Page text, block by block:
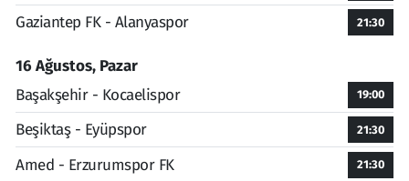
Gaziantep FK - Alanyaspor 21:30
16 Ağustos, Pazar
Başakşehir - Kocaelispor
19:00
Beşiktaş - Eyüpspor 21:30
Amed - Erzurumspor FK 21:30